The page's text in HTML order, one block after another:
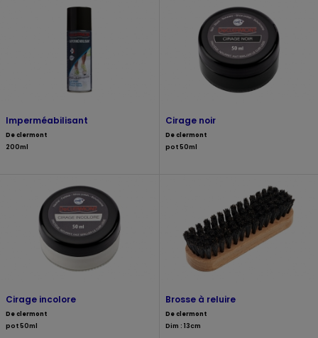
Imperméabilisant
De clermont
200ml
Cirage noir
De clermont
pot 50ml
Cirage incolore
De clermont
pot 50ml
Brosse à reluire
De clermont
Dim : 13cm